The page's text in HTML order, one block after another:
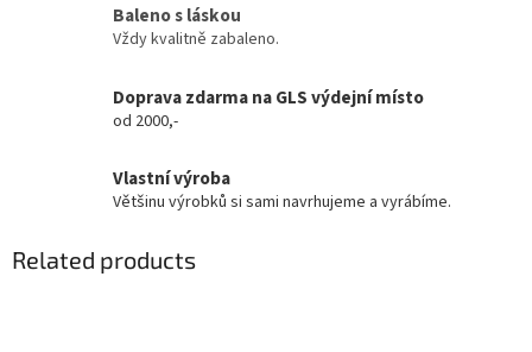
Baleno s láskou
Vždy kvalitně zabaleno.
Doprava zdarma na GLS výdejní místo
od 2000,-
Vlastní výroba
Většinu výrobků si sami navrhujeme a vyrábíme.
Related products